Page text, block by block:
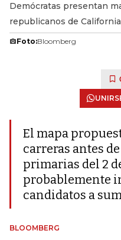
Demócratas presentan
republicanos de California
Foto:Bloomberg
El mapa
carreras antes
primarias del 2
probablemente
candidatos a
BLOOMBERG